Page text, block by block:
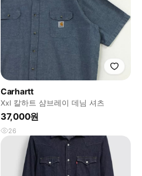
Carhartt
Xxl 칼하트 샴브레이 데님 셔츠
37,000원
26